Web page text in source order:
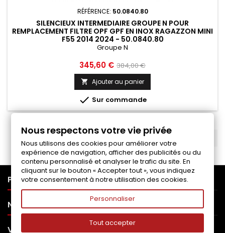
RÉFÉRENCE: 50.0840.80
SILENCIEUX INTERMEDIAIRE GROUPE N POUR
REMPLACEMENT FILTRE OPF GPF EN INOX RAGAZZON MINI
F55 2014 2024 - 50.0840.80
Groupe N
Prix
345,60 € Prix
de
base
384,00 €
 Ajouter au panier
 Sur commande
PRODUITS
NOTRE SOCIÉTÉ
VOTRE COMPTE 
Nous respectons votre vie privée
Nous utilisons des cookies pour améliorer votre
expérience de navigation, afficher des publicités ou du
contenu personnalisé et analyser le trafic du site. En
cliquant sur le bouton « Accepter tout », vous indiquez
votre consentement à notre utilisation des cookies.
Personnaliser
Tout accepter